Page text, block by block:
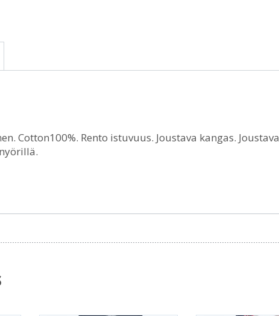
Cotton100%. Rento istuvuus. Joustava kangas. Joustava